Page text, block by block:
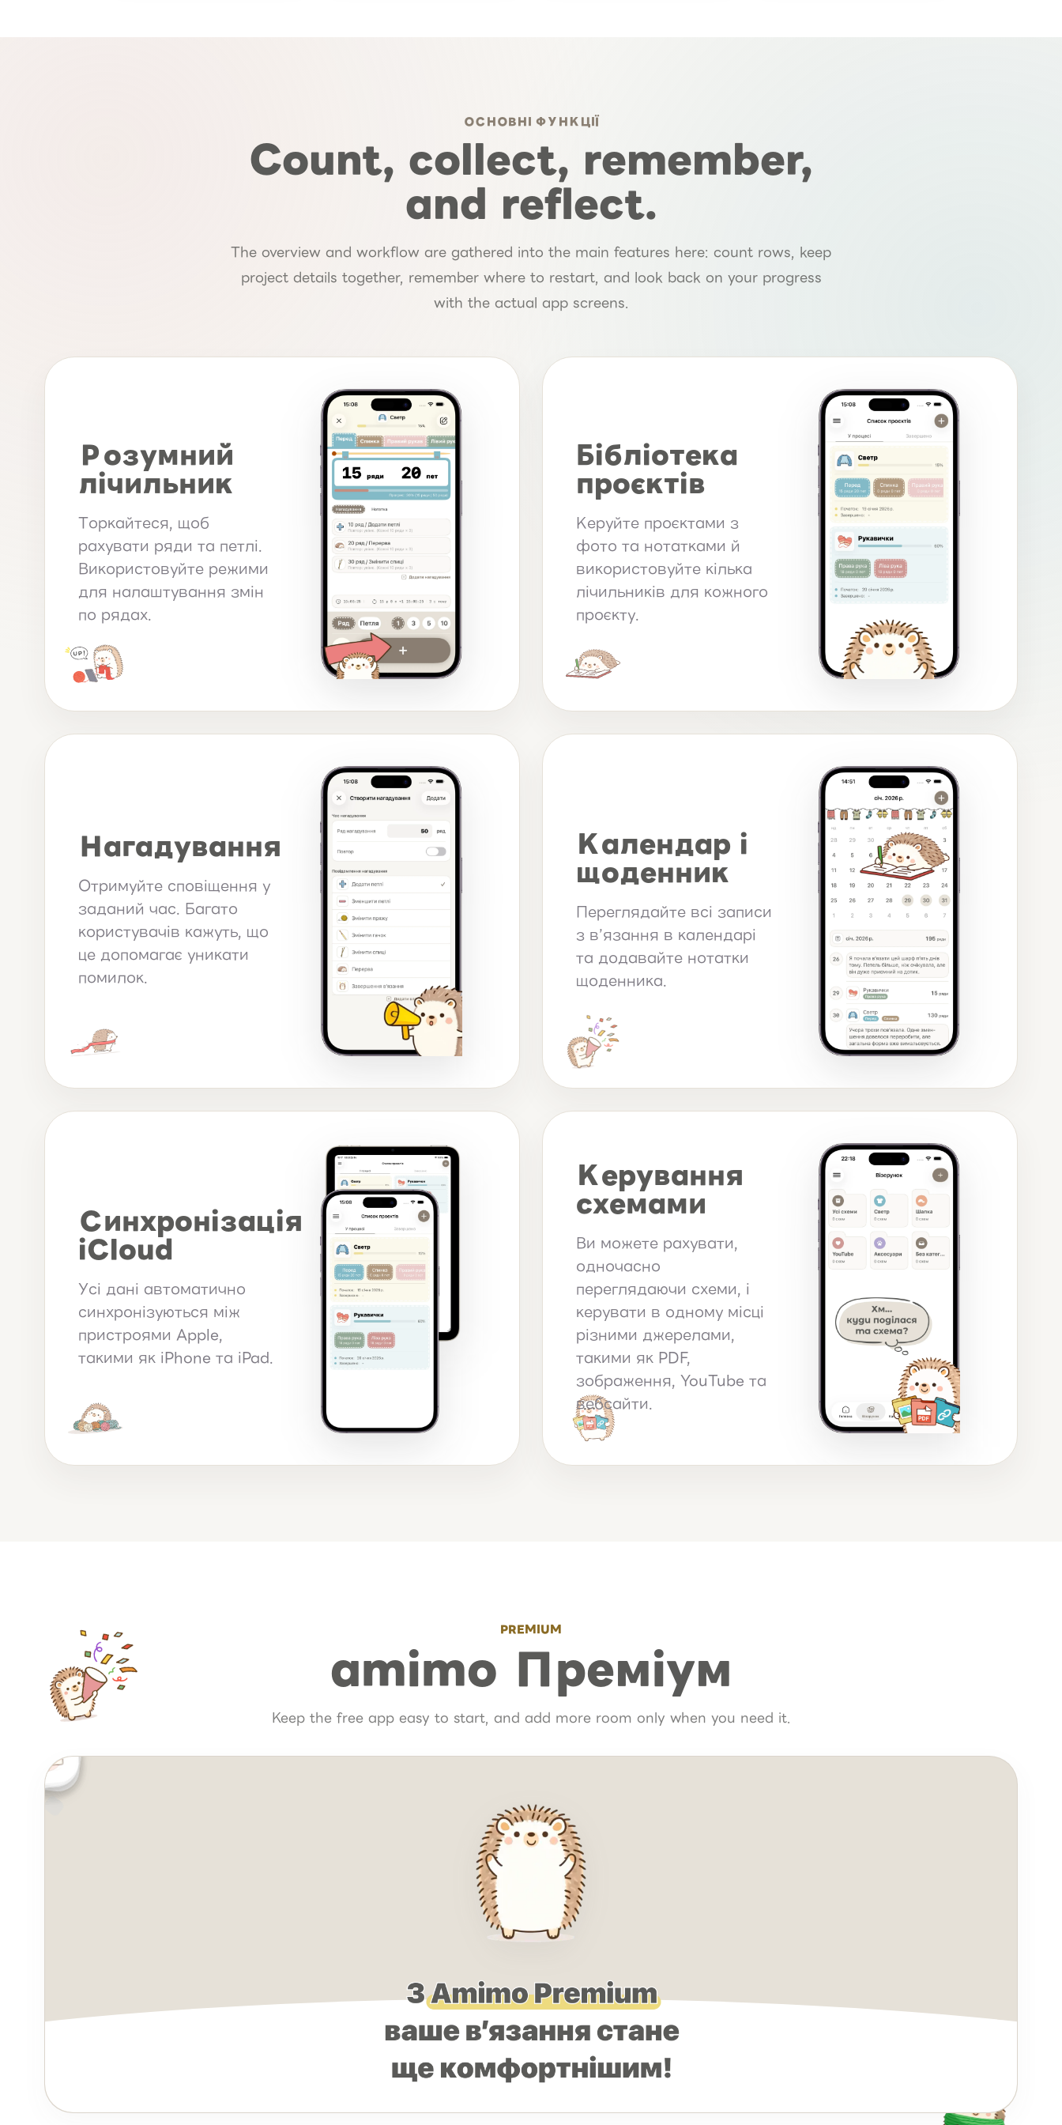
ОСНОВНІ ФУНКЦІЇ
Count, collect, remember,
and reflect.
The overview and workflow are gathered into the main features here: count rows, keep
project details together, remember where to restart, and look back on your progress
with the actual app screens.
Розумний
лічильник
Торкайтеся, щоб
рахувати ряди та петлі.
Використовуйте режими
для налаштування змін
по рядах.
Бібліотека
проєктів
Керуйте проєктами з
фото та нотатками й
використовуйте кілька
лічильників для кожного
проєкту.
Нагадування
Отримуйте сповіщення у
заданий час. Багато
користувачів кажуть, що
це допомагає уникати
помилок.
Календар і
щоденник
Переглядайте всі записи
з в’язання в календарі
та додавайте нотатки
щоденника.
Синхронізація
iCloud
Усі дані автоматично
синхронізуються між
пристроями Apple,
такими як iPhone та iPad.
Керування
схемами
Ви можете рахувати,
одночасно
переглядаючи схеми, і
керувати в одному місці
різними джерелами,
такими як PDF,
зображення, YouTube та
вебсайти.
PREMIUM
amimo Преміум
Keep the free app easy to start, and add more room only when you need it.